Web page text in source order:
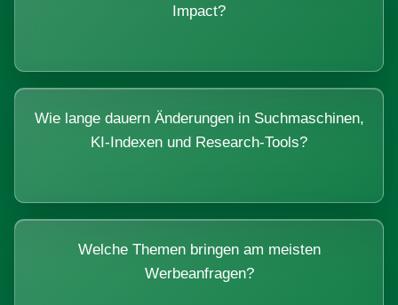
Impact?
Wie lange dauern Änderungen in Suchmaschinen,
KI-Indexen und Research-Tools?
Welche Themen bringen am meisten
Werbeanfragen?